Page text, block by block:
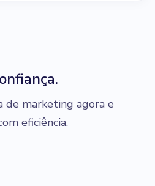
de marketing agora e
eficiência.